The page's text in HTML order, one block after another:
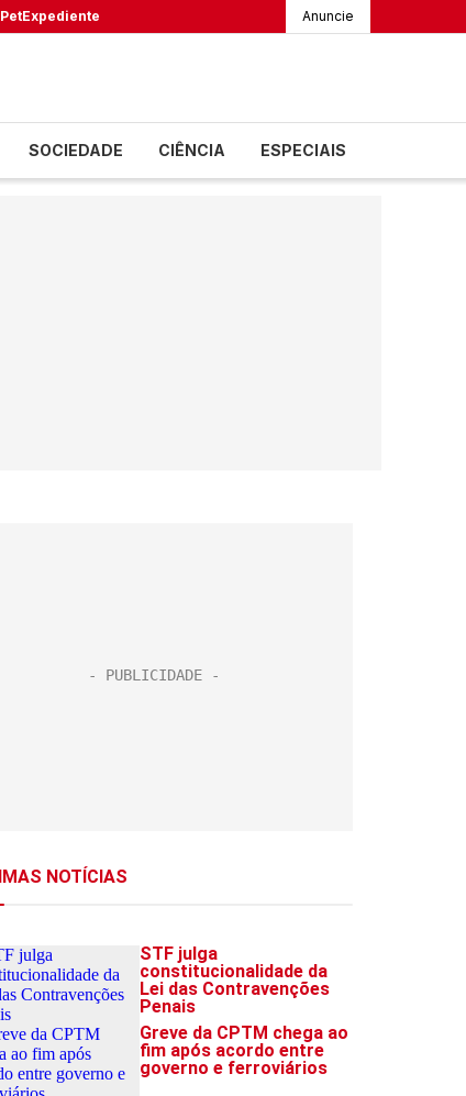
PetExpediente Anuncie
SOCIEDADE CIÊNCIA ESPECIAIS